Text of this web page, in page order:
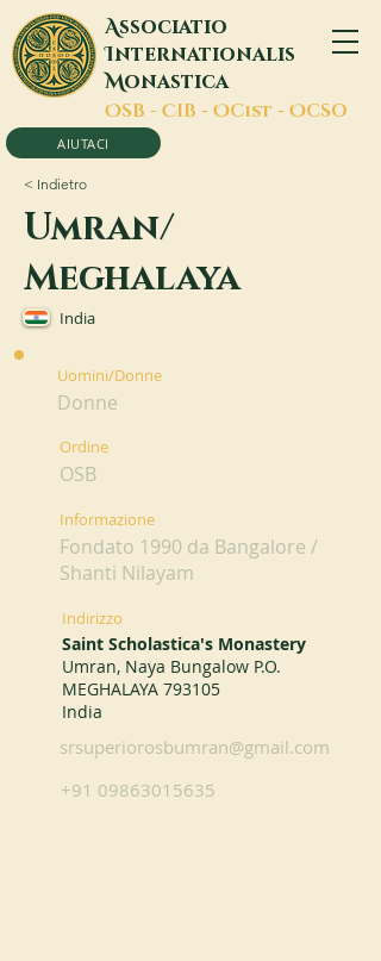
Associatio
Internationalis
Monastica
OSB - CIB - OCist - OCSO
AIUTACI
< Indietro
Umran/
Meghalaya
India
Uomini/Donne
Donne
Ordine
OSB
Informazione
Fondato 1990 da Bangalore /
Shanti Nilayam
Indirizzo
Saint Scholastica's Monastery
Umran, Naya Bungalow P.O.
MEGHALAYA 793105
India
srsuperiorosbumran@gmail.com
+91 09863015635